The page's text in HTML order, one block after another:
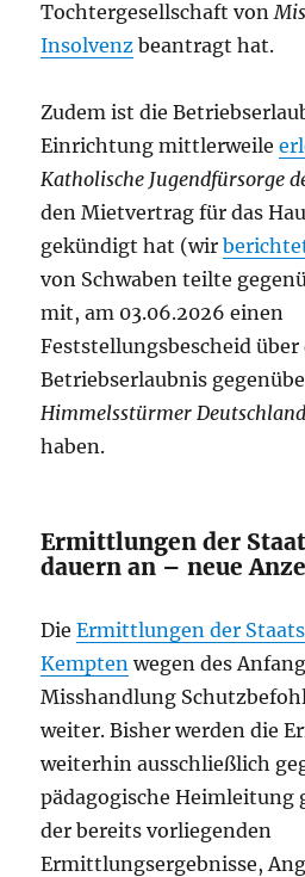
Tochtergesellschaft von
Insolvenz beantragt hat.
Zudem ist die
Einrichtung mittlerweile
Katholische Jugendfürsorge
den Mietvertrag für das
gekündigt hat (wir
von Schwaben teilte
mit, am 03.06.2026 einen
Feststellungsbescheid über
Betriebserlaubnis
Himmelsstürmer
haben.
Ermittlungen der
dauern an – neue
DieErmittlungen der
Kempten wegen des
Misshandlung
weiter. Bisher werden die
weiterhin ausschließlich
pädagogische Heimleitung
der bereits vorliegenden
Ermittlungsergebnisse,